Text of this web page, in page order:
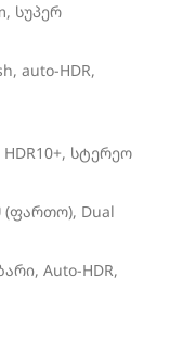
სუპერ
auto-HDR,
HDR10+, სტერეო
(ფართო), Dual
Auto-HDR,